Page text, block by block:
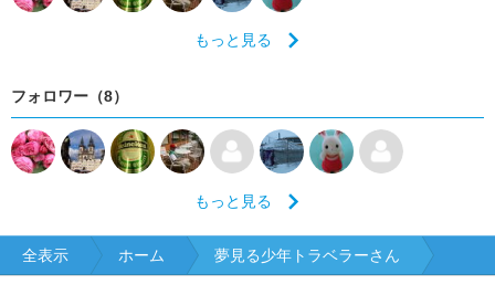
もっと見る
フォロワー（8）
もっと見る
全表示 ホーム 夢見る少年トラベラーさん